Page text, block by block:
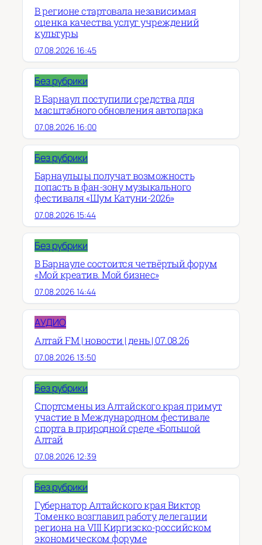
В регионе стартовала независимая
оценка качества услуг учреждений
культуры
07.08.2026 16:45
Без рубрики
В Барнаул поступили средства для
масштабного обновления автопарка
07.08.2026 16:00
Без рубрики
Барнаульцы получат возможность
попасть в фан-зону музыкального
фестиваля «Шум Катуни-2026»
07.08.2026 15:44
Без рубрики
В Барнауле состоится четвёртый форум
«Мой креатив. Мой бизнес»
07.08.2026 14:44
АУДИО
Алтай FM | новости | день | 07.08.26
07.08.2026 13:50
Без рубрики
Спортсмены из Алтайского края примут
участие в Международном фестивале
спорта в природной среде «Большой
Алтай
07.08.2026 12:39
Без рубрики
Губернатор Алтайского края Виктор
Томенко возглавил работу делегации
региона на VIII Киргизско-российском
экономическом форуме